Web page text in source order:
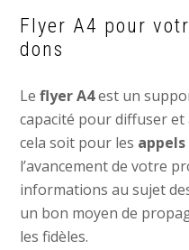
Flyer A4 pour
dons
Leflyer A4est un
capacité pour diffuser
cela soit pour les
l’avancement de votre
informations au sujet
un bon moyen de
les fidèles.